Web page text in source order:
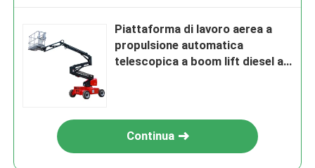
Piattaforma di lavoro aerea a
propulsione automatica
telescopica a boom lift diesel a
Continua